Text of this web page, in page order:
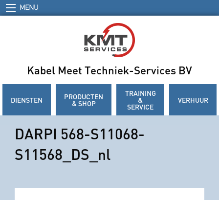
MENU
Kabel Meet Techniek-Services BV
DIENSTEN PRODUCTEN
& SHOP
TRAINING
&
SERVICE
VERHUUR
DARPI 568-S11068-
S11568_DS_nl